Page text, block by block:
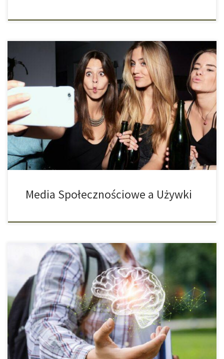
Pozytywne Przedstawianie Alkoholu Na Tiktoku Szczęśliwi ludzie
pijący wysokoprocentowe drinki i robiący śmieszne rzeczy przed
kamerą. Tak mniej więcej można by podsumować wyniki badania,
w którym sprawdzano reprezentację alkoholu na TikToku. Filmy
uzyskały prawie 300 milionów wyświetleń. W amerykańskim
badaniu przeanalizowano 100 najpopularniejszych filmów na
TikToku wrzucanych przez użytkowników i […]
Media Społecznościowe a Używki
Jak Szkodliwe Jest Spożywanie Marihuany Na Mózgi Młodych
Ludzi? Wprawdzie na to pytanie nauka jeszcze nie znalazła
jednoznacznej odpowiedzi, jednak ustalono, że zaprzestanie
nałogowego spożywania marihuany niesie za sobą dużo korzyści.
Do 1 października 2011 roku w Niderlandach wszyscy, którzy
ukończyli 18 rok życia mogli w tamtejszych Coffeeshopach
legalnie kupić […]